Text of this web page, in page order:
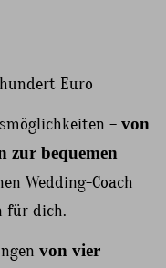
Euro
– von
zur bequemen
Wedding-Coach
für dich.
von vier